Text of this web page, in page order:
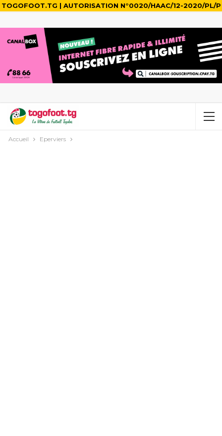
TOGOFOOT.TG | AUTORISATION N°0020/HAAC/12-2020/PL/P
Accueil Eperviers